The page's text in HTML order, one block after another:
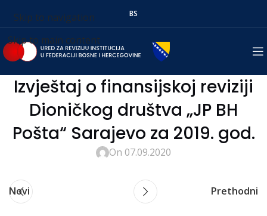
Skip to navigation
Skip to main content
BS
Izvještaj o finansijskoj reviziji
Dioničkog društva „JP BH
Pošta“ Sarajevo za 2019. god.
On 07.09.2020
Novi Prethodni